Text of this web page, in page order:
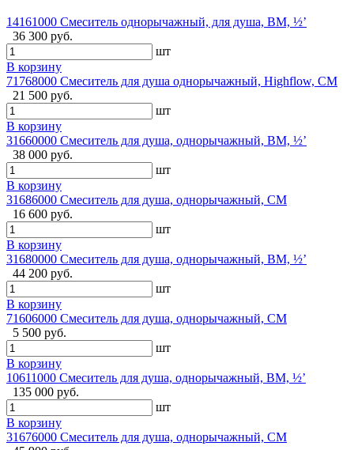
14161000 Смеситель однорычажный, для душа, ВМ, ½’
36 300 руб.
шт
В корзину
71768000 Смеситель для душа однорычажный, Highflow, СМ
21 500 руб.
шт
В корзину
31660000 Смеситель для душа, однорычажный, ВМ, ½’
38 000 руб.
шт
В корзину
31686000 Смеситель для душа, однорычажный, СМ
16 600 руб.
шт
В корзину
31680000 Смеситель для душа, однорычажный, ВМ, ½’
44 200 руб.
шт
В корзину
71606000 Смеситель для душа, однорычажный, СМ
5 500 руб.
шт
В корзину
10611000 Смеситель для душа, однорычажный, ВМ, ½’
135 000 руб.
шт
В корзину
31676000 Смеситель для душа, однорычажный, СМ